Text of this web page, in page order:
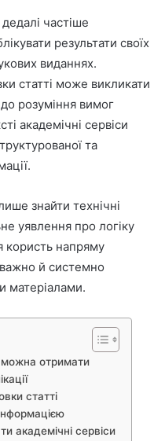
частіше
результати своїх
виданнях.
статті може викликати
розуміння вимог
академічні сервіси
та
знайти технічні
уявлення про логіку
користь напряму
й системно
матеріалами.
отримати
статті
академічні сервіси